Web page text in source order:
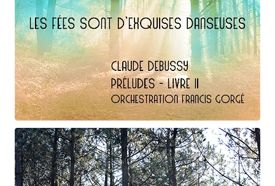
Claude Debussy
Les fées ...